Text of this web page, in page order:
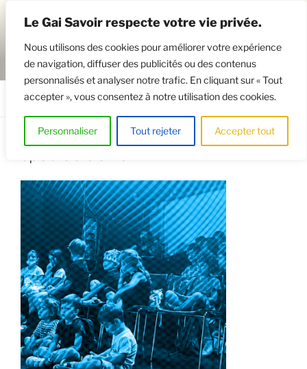
Le Gai Savoir respecte votre vie privée.
Nous utilisons des cookies pour améliorer votre expérience
de navigation, diffuser des publicités ou des contenus
personnalisés et analyser notre trafic. En cliquant sur « Tout
accepter », vous consentez à notre utilisation des cookies.
Personnaliser Tout rejeter Accepter tout
contenu
principal
GAISAVOIR
Osez le théâtre !
Menu